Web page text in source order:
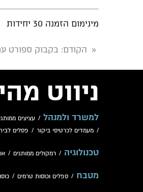
מינימום הזמנה 30 יחידות
« הקודם: בקבוק ספורט
ניווט
למשרד ולמנהל / עציצים
/ מעמדים לכרטיסי ביקור / פסלים
טכנולוגיה / רמקולים ממותגים /
מטבח / ספלים וכוסות טרמים /